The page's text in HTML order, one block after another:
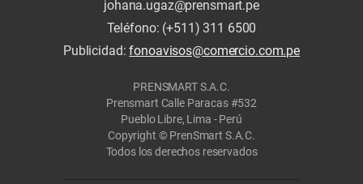
johana.ugaz@prensmart.pe
Teléfono: (+511) 311 6500
Publicidad:fonoavisos@comercio.com.pe
PRENSMART S.A.C.
Prensmart Calle Paracas #532
Pueblo Libre, Lima - Perú
Copyright © PrenSmart S.A.C.
Todos los derechos reservados